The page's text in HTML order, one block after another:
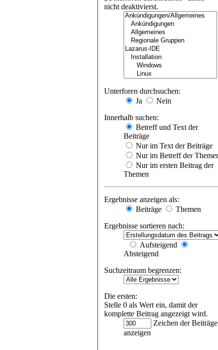
nicht deaktivierst.
Unterforen durchsuchen:
Ja
Nein
Innerhalb suchen:
Betreff und Text der
Beiträge
Nur im Text der Beiträge
Nur im Betreff der
Nur im ersten Beitrag der
Themen
Ergebnisse anzeigen als:
Beiträge
Themen
Ergebnisse sortieren nach:
Aufsteigend
Absteigend
Suchzeitraum begrenzen:
Die ersten:
Stelle 0 als Wert ein, damit der
komplette Beitrag angezeigt wird.
Zeichen der Beiträge
anzeigen